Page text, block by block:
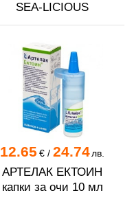
SEA-LICIOUS
12.65 €/ 24.74лв.
АРТЕЛАК ЕКТОИН
капки за очи 10 мл